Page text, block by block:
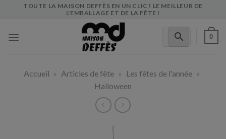
TOUTE LA MAISON DEFFÈS EN UN CLIC ! LE MEILLEUR DE
L'EMBALLAGE ET DE LA FÊTE !
0
Accueil » Articles de fête » Les fêtes de l'année »
Halloween